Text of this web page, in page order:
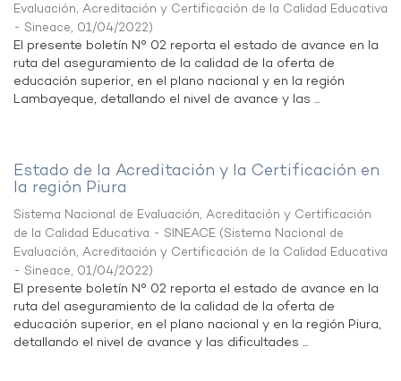
Evaluación, Acreditación y Certificación de la Calidad Educativa
- Sineace, 01/04/2022)
El presente boletín N° 02 reporta el estado de avance en la
ruta del aseguramiento de la calidad de la oferta de
educación superior, en el plano nacional y en la región
Lambayeque, detallando el nivel de avance y las ...
Estado de la Acreditación y la Certificación en
la región Piura
Sistema Nacional de Evaluación, Acreditación y Certificación
de la Calidad Educativa - SINEACE (Sistema Nacional de
Evaluación, Acreditación y Certificación de la Calidad Educativa
- Sineace, 01/04/2022)
El presente boletín N° 02 reporta el estado de avance en la
ruta del aseguramiento de la calidad de la oferta de
educación superior, en el plano nacional y en la región Piura,
detallando el nivel de avance y las dificultades ...